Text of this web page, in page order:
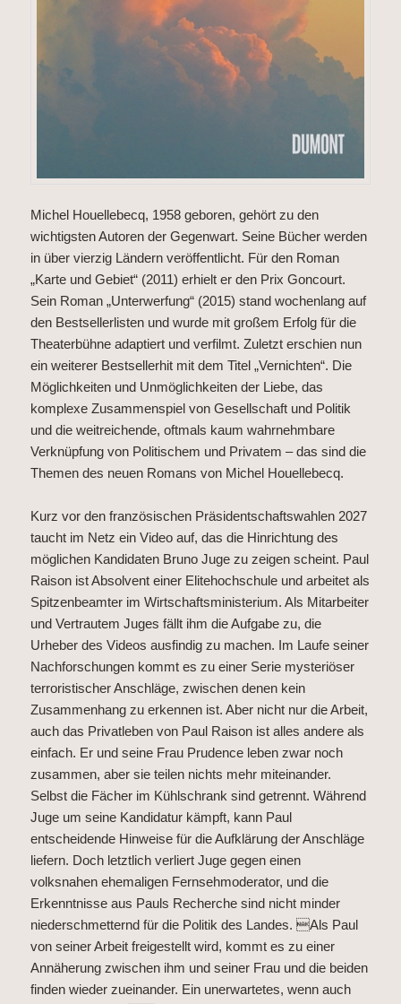
Michel Houellebecq, 1958 geboren, gehört zu den
wichtigsten Autoren der Gegenwart. Seine Bücher werden
in über vierzig Ländern veröffentlicht. Für den Roman
„Karte und Gebiet“ (2011) erhielt er den Prix Goncourt.
Sein Roman „Unterwerfung“ (2015) stand wochenlang auf
den Bestsellerlisten und wurde mit großem Erfolg für die
Theaterbühne adaptiert und verfilmt. Zuletzt erschien nun
ein weiterer Bestsellerhit mit dem Titel „Vernichten“. Die
Möglichkeiten und Unmöglichkeiten der Liebe, das
komplexe Zusammenspiel von Gesellschaft und Politik
und die weitreichende, oftmals kaum wahrnehmbare
Verknüpfung von Politischem und Privatem – das sind die
Themen des neuen Romans von Michel Houellebecq.
Kurz vor den französischen Präsidentschaftswahlen 2027
taucht im Netz ein Video auf, das die Hinrichtung des
möglichen Kandidaten Bruno Juge zu zeigen scheint. Paul
Raison ist Absolvent einer Elitehochschule und arbeitet als
Spitzenbeamter im Wirtschaftsministerium. Als Mitarbeiter
und Vertrautem Juges fällt ihm die Aufgabe zu, die
Urheber des Videos ausfindig zu machen. Im Laufe seiner
Nachforschungen kommt es zu einer Serie mysteriöser
terroristischer Anschläge, zwischen denen kein
Zusammenhang zu erkennen ist. Aber nicht nur die Arbeit,
auch das Privatleben von Paul Raison ist alles andere als
einfach. Er und seine Frau Prudence leben zwar noch
zusammen, aber sie teilen nichts mehr miteinander.
Selbst die Fächer im Kühlschrank sind getrennt. Während
Juge um seine Kandidatur kämpft, kann Paul
entscheidende Hinweise für die Aufklärung der Anschläge
liefern. Doch letztlich verliert Juge gegen einen
volksnahen ehemaligen Fernsehmoderator, und die
Erkenntnisse aus Pauls Recherche sind nicht minder
niederschmetternd für die Politik des Landes. Als Paul
von seiner Arbeit freigestellt wird, kommt es zu einer
Annäherung zwischen ihm und seiner Frau und die beiden
finden wieder zueinander. Ein unerwartetes, wenn auch